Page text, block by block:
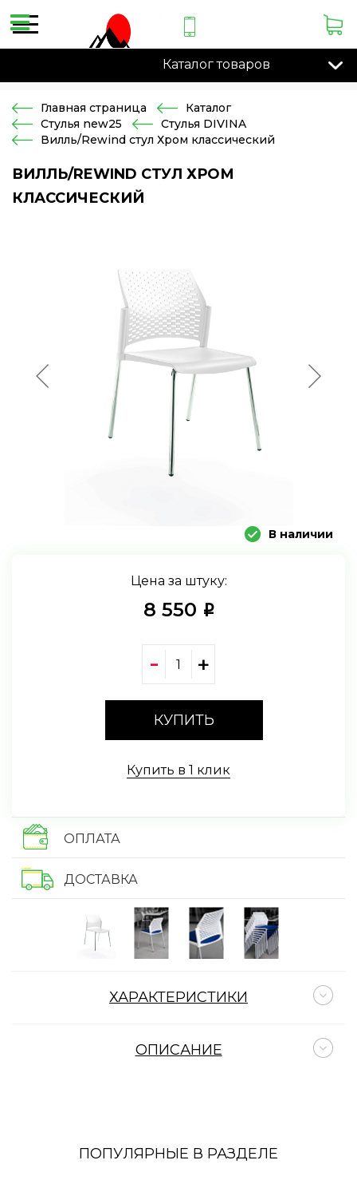
Каталог товаров
Главная страница
Каталог
Стулья new25
Стулья DIVINA
Вилль/Rewind стул Хром классический
ВИЛЛЬ/REWIND СТУЛ ХРОМ
КЛАССИЧЕСКИЙ
В наличии
Цена за штуку:
8 550 i
КУПИТЬ
Купить в 1 клик
ОПЛАТА
ДОСТАВКА
ХАРАКТЕРИСТИКИ
ОПИСАНИЕ
ПОПУЛЯРНЫЕ В РАЗДЕЛЕ